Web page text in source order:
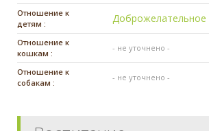
Отношение к
детям :
Доброжелательное
Отношение к
кошкам :
- не уточнено -
Отношение к
собакам :
- не уточнено -